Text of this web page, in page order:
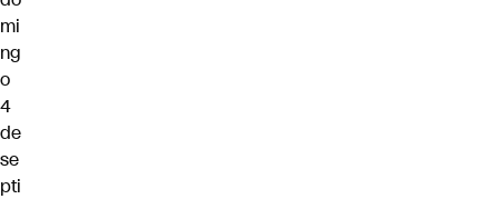
mi
ng
o
4
de
se
pti